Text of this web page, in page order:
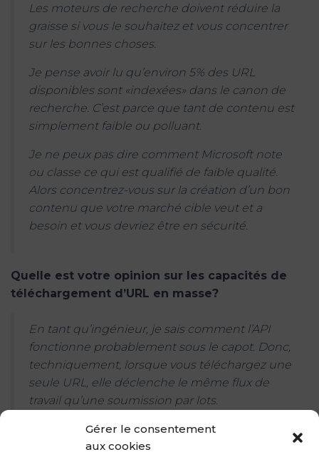
Gérer le consentement
aux cookies
Les moteurs de recherche doivent réduire la
graisse si vous le souhaitez et vous concentrer
sur les bonnes choses.
Je pense avoir lu qu’environ 5% des URL
disponibles sont «indexées» dans le canon de
recherche. C’est parce que tant de contenu est
simplement faible ou polluant.
Je ne peux pas dire comment Microsoft note
ou classe ce qui est qualifié de faible qualité.
Alors concentrez-vous sur la création d’un bon
contenu que votre marché cible veut et a
besoin et vous devriez être en sécurité.
Quelle est votre opinion sur les capacités de
téléchargement d’URL en masse?
En tant qu’ingénieur, je sais comment l’API
fonctionne probablement sous le capot. Donc,
techniquement, lorsque vous téléchargez une
seule URL, elle déclenche le même flux de
travail qu’une soumission par lots.
La seule différence est qu’il déclenche un seul
flux de travail par opposition à plusieurs flux de